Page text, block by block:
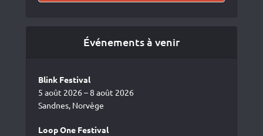
Événements à venir
Blink Festival
5 août 2026 – 8 août 2026
Sandnes, Norvège
Loop One Festival